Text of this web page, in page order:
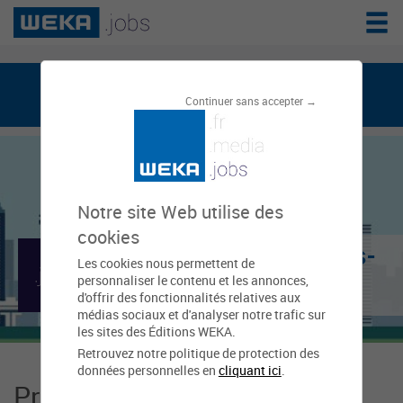
Continuer sans accepter →
Notre site Web utilise des
cookies
Les cookies nous permettent de
personnaliser le contenu et les annonces,
d'offrir des fonctionnalités relatives aux
médias sociaux et d'analyser notre trafic sur
les sites des Éditions WEKA.
Retrouvez notre politique de protection des
données personnelles en cliquant ici.
weka.jobs, le réseau de l'emploi public
Mairie de Balaruc-les-
Bains